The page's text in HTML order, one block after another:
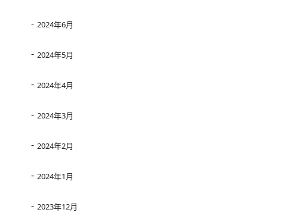
2024年6月
2024年5月
2024年4月
2024年3月
2024年2月
2024年1月
2023年12月